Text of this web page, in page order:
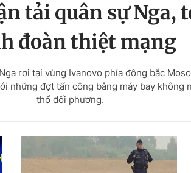
tải quân sự Nga,
đoàn thiệt mạng
rơi tại vùng Ivanovo phía đông bắc
những đợt tấn công bằng máy bay không
thổ đối phương.